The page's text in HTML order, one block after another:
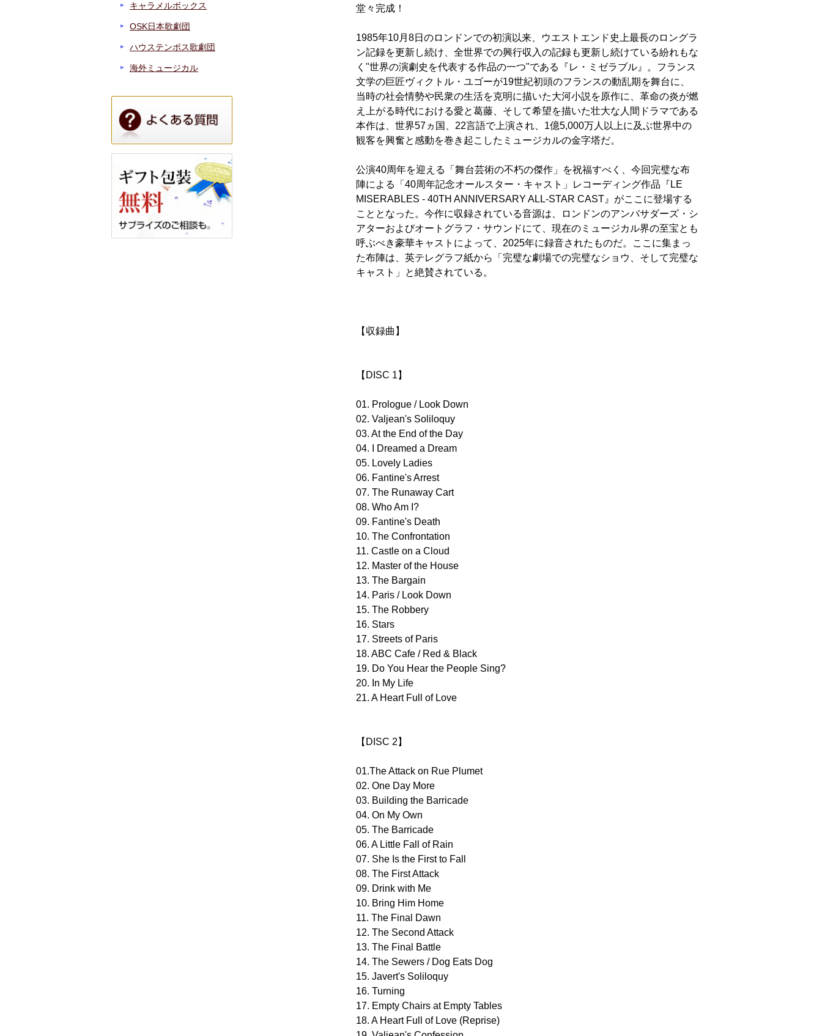
堂々完成！
1985年10月8日のロンドンでの初演以来、ウエストエンド史上最長のロングラ
ン記録を更新し続け、全世界での興行収入の記録も更新し続けている紛れもな
く"世界の演劇史を代表する作品の一つ"である『レ・ミゼラブル』。フランス
文学の巨匠ヴィクトル・ユゴーが19世紀初頭のフランスの動乱期を舞台に、
当時の社会情勢や民衆の生活を克明に描いた大河小説を原作に、革命の炎が燃
え上がる時代における愛と葛藤、そして希望を描いた壮大な人間ドラマである
本作は、世界57ヵ国、22言語で上演され、1億5,000万人以上に及ぶ世界中の
観客を興奮と感動を巻き起こしたミュージカルの金字塔だ。
公演40周年を迎える「舞台芸術の不朽の傑作」を祝福すべく、今回完璧な布
陣による「40周年記念オールスター・キャスト」レコーディング作品『LE
MISERABLES - 40TH ANNIVERSARY ALL-STAR CAST』がここに登場する
こととなった。今作に収録されている音源は、ロンドンのアンバサダーズ・シ
アターおよびオートグラフ・サウンドにて、現在のミュージカル界の至宝とも
呼ぶべき豪華キャストによって、2025年に録音されたものだ。ここに集まっ
た布陣は、英テレグラフ紙から「完璧な劇場での完璧なショウ、そして完璧な
キャスト」と絶賛されている。
【収録曲】
【DISC 1】
01. Prologue / Look Down
02. Valjean's Soliloquy
03. At the End of the Day
04. I Dreamed a Dream
05. Lovely Ladies
06. Fantine's Arrest
07. The Runaway Cart
08. Who Am I?
09. Fantine's Death
10. The Confrontation
11. Castle on a Cloud
12. Master of the House
13. The Bargain
14. Paris / Look Down
15. The Robbery
16. Stars
17. Streets of Paris
18. ABC Cafe / Red & Black
19. Do You Hear the People Sing?
20. In My Life
21. A Heart Full of Love
【DISC 2】
01.The Attack on Rue Plumet
02. One Day More
03. Building the Barricade
04. On My Own
05. The Barricade
06. A Little Fall of Rain
07. She Is the First to Fall
08. The First Attack
09. Drink with Me
10. Bring Him Home
11. The Final Dawn
12. The Second Attack
13. The Final Battle
14. The Sewers / Dog Eats Dog
15. Javert's Soliloquy
16. Turning
17. Empty Chairs at Empty Tables
18. A Heart Full of Love (Reprise)
キャラメルボックス
OSK日本歌劇団
ハウステンボス歌劇団
海外ミュージカル